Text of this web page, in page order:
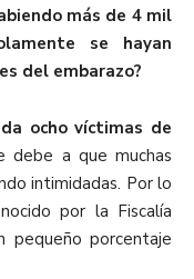
más de 4 mil
se hayan
del embarazo?
ocho víctimas de
debe a que muchas
intimidadas. Por lo
por la Fiscalía
pequeño porcentaje